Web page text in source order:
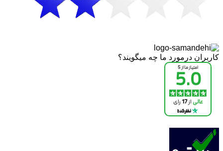
کاربران درمورد ما چه میگویند؟